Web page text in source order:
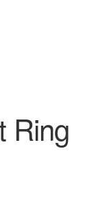
Ring